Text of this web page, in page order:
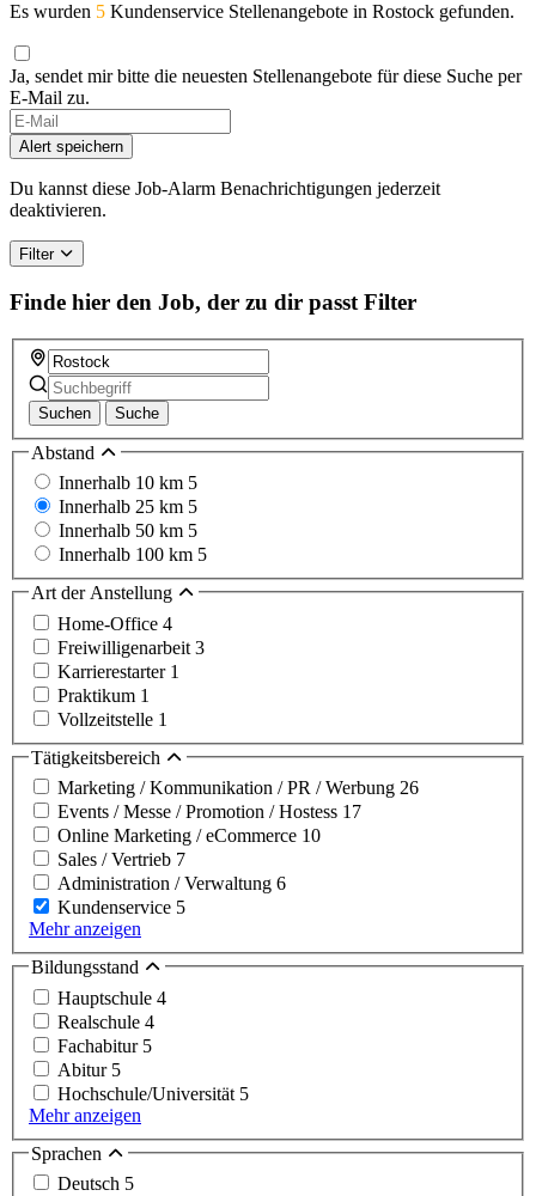
Es wurden 5 Kundenservice Stellenangebote in Rostock gefunden.
Ja, sendet mir bitte die neuesten Stellenangebote für diese Suche per
E-Mail zu.
If
you
are
a
human,
this
field
Alert speichern
Du kannst diese Job-Alarm Benachrichtigungen jederzeit
deaktivieren.
Filter
Finde hier den Job, der zu dir passt Filter
Suchen Suche
Abstand
Innerhalb 10 km 5
Innerhalb 25 km 5
Innerhalb 50 km 5
Innerhalb 100 km 5
Art der Anstellung
Home-Office 4
Freiwilligenarbeit 3
Karrierestarter 1
Praktikum 1
Vollzeitstelle 1
Tätigkeitsbereich
Marketing / Kommunikation / PR / Werbung 26
Events / Messe / Promotion / Hostess 17
Online Marketing / eCommerce 10
Sales / Vertrieb 7
Administration / Verwaltung 6
Kundenservice 5
Mehr anzeigen
Bildungsstand
Hauptschule 4
Realschule 4
Fachabitur 5
Abitur 5
Hochschule/Universität 5
Mehr anzeigen
Sprachen
Deutsch 5